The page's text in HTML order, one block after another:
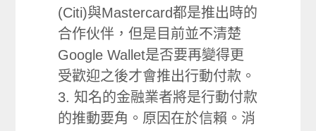
(Citi)與Mastercard都是推出時的
合作伙伴，但是目前並不清楚
Google Wallet是否要再變得更
受歡迎之後才會推出行動付款。
3. 知名的金融業者將是行動付款
的推動要角。原因在於信賴。消